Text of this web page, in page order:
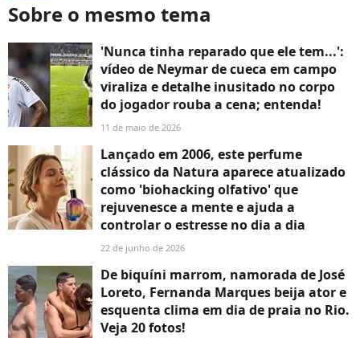
Sobre o mesmo tema
'Nunca tinha reparado que ele tem...':
vídeo de Neymar de cueca em campo
viraliza e detalhe inusitado no corpo
do jogador rouba a cena; entenda!
11 de maio de 2026
Lançado em 2006, este perfume
clássico da Natura aparece atualizado
como 'biohacking olfativo' que
rejuvenesce a mente e ajuda a
controlar o estresse no dia a dia
22 de junho de 2026
De biquíni marrom, namorada de José
Loreto, Fernanda Marques beija ator e
esquenta clima em dia de praia no Rio.
Veja 20 fotos!